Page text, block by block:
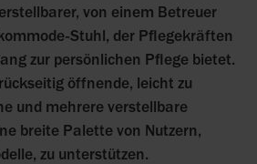
von einem Betreuer
Stuhl, der Pflegekräften
zur persönlichen Pflege bietet.
öffnende, leicht zu
und mehrere verstellbare
breite Palette von Nutzern,
zu unterstützen.